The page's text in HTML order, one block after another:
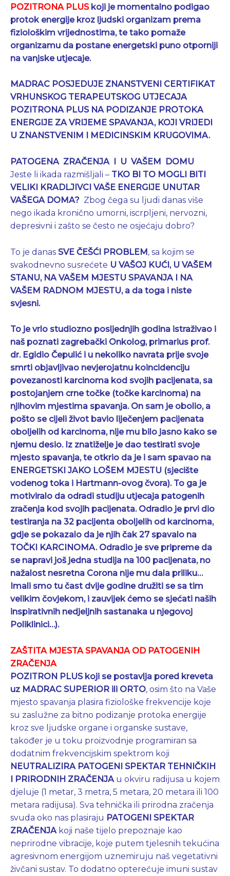
POZITRONA PLUSkoji je momentalno podigao
protok energije kroz ljudski organizam prema
fiziološkim vrijednostima, te tako pomaže
organizamu da postane energetski puno otporniji
na vanjske utjecaje.
MADRAC POSJEDUJE ZNANSTVENI CERTIFIKAT
VRHUNSKOG TERAPEUTSKOG UTJECAJA
POZITRONA PLUS NA PODIZANJE PROTOKA
ENERGIJE ZA VRIJEME SPAVANJA, KOJI VRIJEDI
U ZNANSTVENIM I MEDICINSKIM KRUGOVIMA.
PATOGENA ZRAČENJA I U VAŠEM DOMU
Jeste li ikada razmišljali – TKO BI TO MOGLI BITI
VELIKI KRADLJIVCI VAŠE ENERGIJE UNUTAR
VAŠEGA DOMA? Zbog čega su ljudi danas više
nego ikada kronično umorni, iscrpljeni, nervozni,
depresivni i zašto se često ne osjećaju dobro?
To je danas SVE ČEŠĆI PROBLEM, sa kojim se
svakodnevno susrećete U VAŠOJ KUĆI, U VAŠEM
STANU, NA VAŠEM MJESTU SPAVANJA I NA
VAŠEM RADNOM MJESTU, a da toga i niste
svjesni.
To je vrlo studiozno posljednjih godina istraživao i
naš poznati zagrebački Onkolog, primarius prof.
dr. Egidio Čepulić i u nekoliko navrata prije svoje
smrti objavljivao nevjerojatnu koincidenciju
povezanosti karcinoma kod svojih pacijenata, sa
postojanjem crne točke (točke karcinoma) na
njihovim mjestima spavanja. On sam je obolio, a
pošto se cijeli život bavio liječenjem pacijenata
oboljelih od karcinoma, nije mu bilo jasno kako se
njemu desio. Iz znatiželje je dao testirati svoje
mjesto spavanja, te otkrio da je i sam spavao na
ENERGETSKI JAKO LOŠEM MJESTU (sjecište
vodenog toka i Hartmann-ovog čvora). To ga je
motiviralo da odradi studiju utjecaja patogenih
zračenja kod svojih pacijenata. Odradio je prvi dio
testiranja na 32 pacijenta oboljelih od karcinoma,
gdje se pokazalo da je njih čak 27 spavalo na
TOČKI KARCINOMA. Odradio je sve pripreme da
se napravi još jedna studija na 100 pacijenata, no
nažalost nesretna Corona nije mu dala priliku…
Imali smo tu čast dvije godine družiti se sa tim
velikim čovjekom, i zauvijek ćemo se sjećati naših
inspirativnih nedjeljnih sastanaka u njegovoj
Poliklinici…).
ZAŠTITA MJESTA SPAVANJA OD PATOGENIH
ZRAČENJA
POZITRON PLUS koji se postavlja pored kreveta
uz MADRAC SUPERIOR ili ORTO, osim što na Vaše
mjesto spavanja plasira fiziološke frekvencije koje
su zaslužne za bitno podizanje protoka energije
kroz sve ljudske organe i organske sustave,
također je u toku proizvodnje programiran sa
dodatnim frekvencijskim spektrom koji
NEUTRALIZIRA PATOGENI SPEKTAR TEHNIČKIH
I PRIRODNIH ZRAČENJA u okviru radijusa u kojem
djeluje (1 metar, 3 metra, 5 metara, 20 metara ili 100
metara radijusa). Sva tehnička ili prirodna zračenja
svuda oko nas plasiraju PATOGENI SPEKTAR
ZRAČENJA koji naše tijelo prepoznaje kao
neprirodne vibracije, koje putem tjelesnih tekućina
agresivnom energijom uznemiruju naš vegetativni
živčani sustav. To dodatno opterećuje imuni sustav